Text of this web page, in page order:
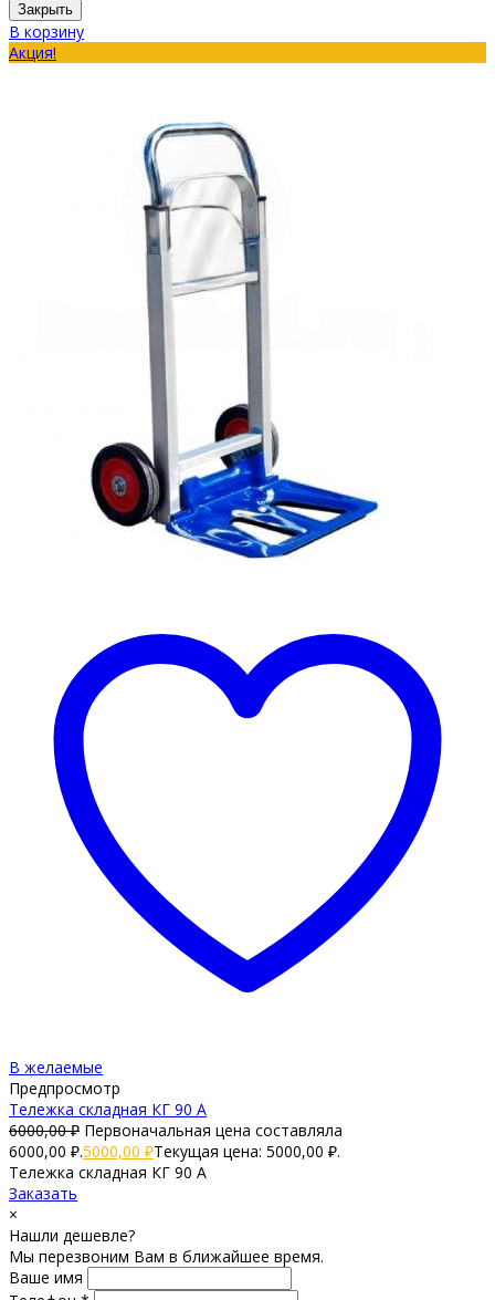
Закрыть
В корзину
Акция!
В желаемые
Предпросмотр
Тележка складная КГ 90 А
6000,00₽ Первоначальная цена составляла
6000,00 ₽.5000,00 ₽Текущая цена: 5000,00 ₽.
Тележка складная КГ 90 А
Заказать
×
Нашли дешевле?
Мы перезвоним Вам в ближайшее время.
Ваше имя